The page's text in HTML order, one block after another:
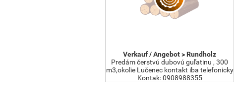
Verkauf / Angebot > Rundholz
Predám čerstvú dubovú guľatinu , 300
m3,okolie Lučenec kontakt iba telefonicky
Kontak: 0908988355